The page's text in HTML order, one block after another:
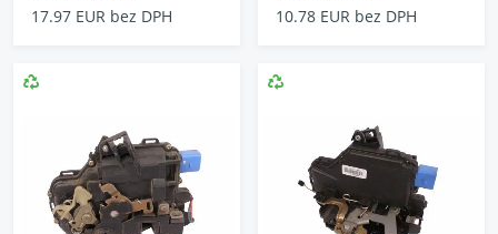
17.97 EUR bez DPH 10.78 EUR bez DPH